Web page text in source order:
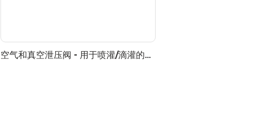
空气和真空泄压阀 - 用于喷灌/滴灌的快